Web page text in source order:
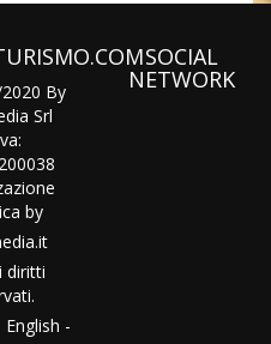
By
Srl
by
.it
diritti
English -
SOCIAL
NETWORK